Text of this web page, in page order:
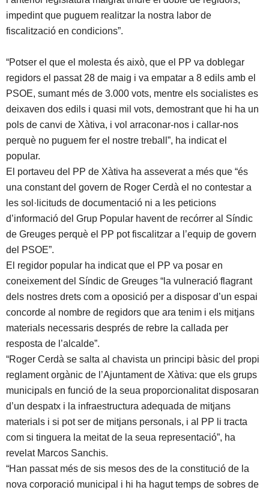
impedint que puguem realitzar la nostra labor de
fiscalització en condicions”.
“Potser el que el molesta és això, que el PP va doblegar
regidors el passat 28 de maig i va empatar a 8 edils amb el
PSOE, sumant més de 3.000 vots, mentre els socialistes es
deixaven dos edils i quasi mil vots, demostrant que hi ha un
pols de canvi de Xàtiva, i vol arraconar-nos i callar-nos
perquè no puguem fer el nostre treball”, ha indicat el
popular.
El portaveu del PP de Xàtiva ha asseverat a més que “és
una constant del govern de Roger Cerdà el no contestar a
les sol·licituds de documentació ni a les peticions
d’informació del Grup Popular havent de recórrer al Síndic
de Greuges perquè el PP pot fiscalitzar a l’equip de govern
del PSOE”.
El regidor popular ha indicat que el PP va posar en
coneixement del Síndic de Greuges “la vulneració flagrant
dels nostres drets com a oposició per a disposar d’un espai
concorde al nombre de regidors que ara tenim i els mitjans
materials necessaris després de rebre la callada per
resposta de l’alcalde”.
“Roger Cerdà se salta al chavista un principi bàsic del propi
reglament orgànic de l’Ajuntament de Xàtiva: que els grups
municipals en funció de la seua proporcionalitat disposaran
d’un despatx i la infraestructura adequada de mitjans
materials i si pot ser de mitjans personals, i al PP li tracta
com si tinguera la meitat de la seua representació”, ha
revelat Marcos Sanchis.
“Han passat més de sis mesos des de la constitució de la
nova corporació municipal i hi ha hagut temps de sobres de